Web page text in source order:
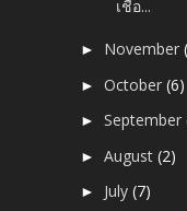
เชื้อ...
► November
►October(6)
►September
►August(2)
► July(7)